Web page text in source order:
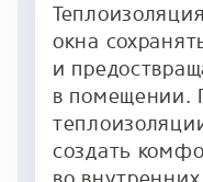
окна
и
в помещении.
создать